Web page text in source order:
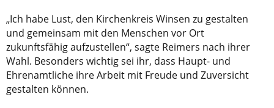
„Ich habe Lust, den Kirchenkreis Winsen zu gestalten
und gemeinsam mit den Menschen vor Ort
zukunftsfähig aufzustellen“, sagte Reimers nach ihrer
Wahl. Besonders wichtig sei ihr, dass Haupt- und
Ehrenamtliche ihre Arbeit mit Freude und Zuversicht
gestalten können.